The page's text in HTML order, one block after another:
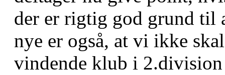
der er rigtig god grund til
nye er også, at vi ikke
vindende klub i